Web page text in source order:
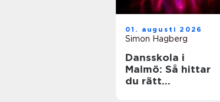
01. augusti 2026
Simon Hagberg
Dansskola i
Malmö: Så hittar
du rätt